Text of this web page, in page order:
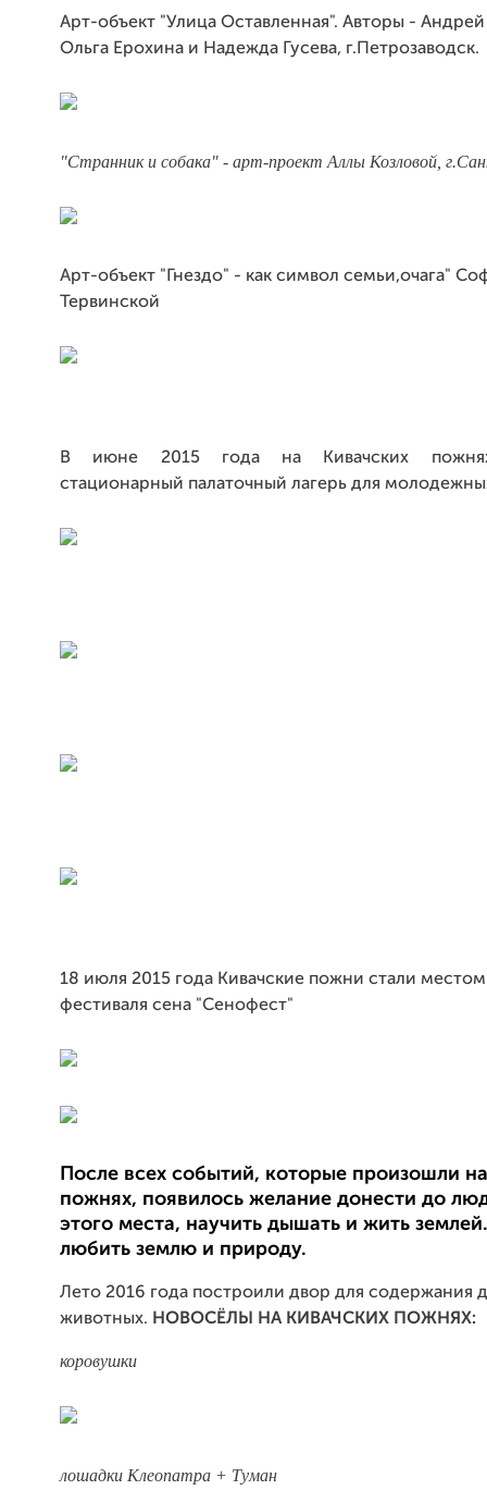
Арт-объект "Улица Оставленная". Авторы - Андрей
Ольга Ерохина и Надежда Гусева, г.Петрозаводск.
"Странник и собака" - арт-проект Аллы Козловой,
Арт-объект "Гнездо" - как символ семьи,очага"
Тервинской
В июне 2015 года на Кивачских пожнях
стационарный палаточный лагерь для
18 июля 2015 года Кивачские пожни стали
фестиваля сена "Сенофест"
После всех событий, которые произошли
пожнях, появилось желание донести до
этого места, научить дышать и жить
любить землю и природу.
Лето 2016 года построили двор для содержания
животных. НОВОСЁЛЫ НА КИВАЧСКИХ ПОЖНЯХ:
коровушки
лошадки Клеопатра + Туман